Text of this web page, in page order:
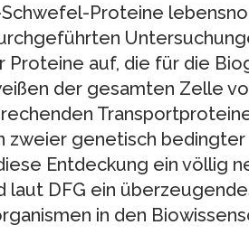
Proteine
Proteine auf, die für die
der gesamten Zelle
zweier genetisch
Entdeckung ein völlig
DFG ein
in den